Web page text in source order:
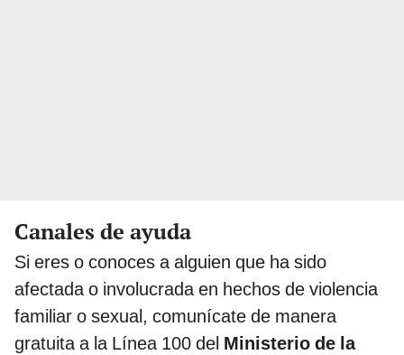
Canales de ayuda
Si eres o conoces a alguien que ha sido
afectada o involucrada en hechos de violencia
familiar o sexual, comunícate de manera
gratuita a la Línea 100 del Ministerio de la